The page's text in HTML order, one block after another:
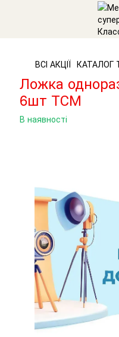
ВСІ АКЦІЇ КАТАЛОГ
Ложка
6шт ТСМ
В наявності